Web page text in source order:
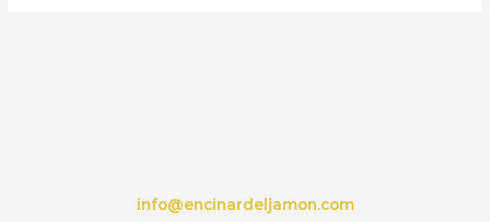
info@encinardeljamon.com